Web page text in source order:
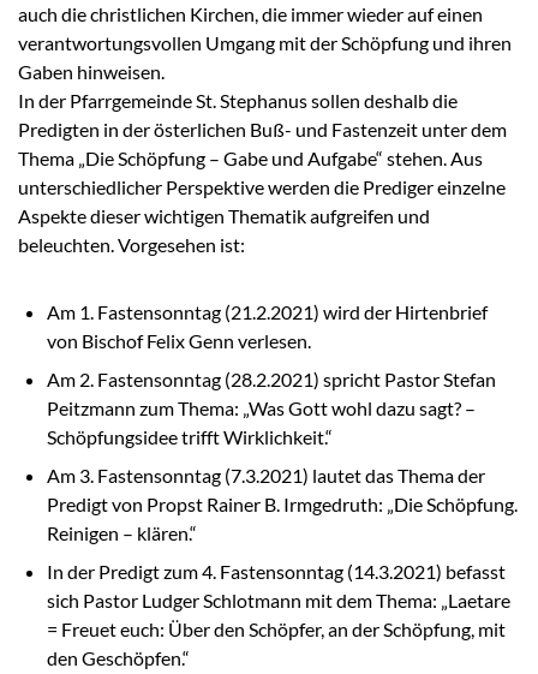
auch die christlichen Kirchen, die immer wieder auf einen
verantwortungsvollen Umgang mit der Schöpfung und ihren
Gaben hinweisen.
In der Pfarrgemeinde St. Stephanus sollen deshalb die
Predigten in der österlichen Buß- und Fastenzeit unter dem
Thema „Die Schöpfung – Gabe und Aufgabe“ stehen. Aus
unterschiedlicher Perspektive werden die Prediger einzelne
Aspekte dieser wichtigen Thematik aufgreifen und
beleuchten. Vorgesehen ist:
Am 1. Fastensonntag (21.2.2021) wird der Hirtenbrief
von Bischof Felix Genn verlesen.
Am 2. Fastensonntag (28.2.2021) spricht Pastor Stefan
Peitzmann zum Thema: „Was Gott wohl dazu sagt? –
Schöpfungsidee trifft Wirklichkeit.“
Am 3. Fastensonntag (7.3.2021) lautet das Thema der
Predigt von Propst Rainer B. Irmgedruth: „Die Schöpfung.
Reinigen – klären.“
In der Predigt zum 4. Fastensonntag (14.3.2021) befasst
sich Pastor Ludger Schlotmann mit dem Thema: „Laetare
= Freuet euch: Über den Schöpfer, an der Schöpfung, mit
den Geschöpfen.“